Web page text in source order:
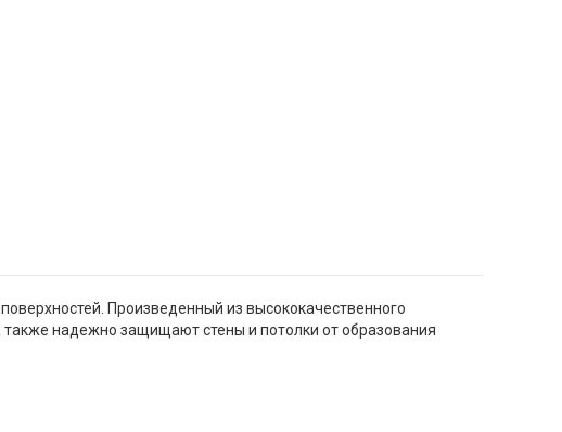
Произведенный из высококачественного
также надежно защищают стены и потолки от образования